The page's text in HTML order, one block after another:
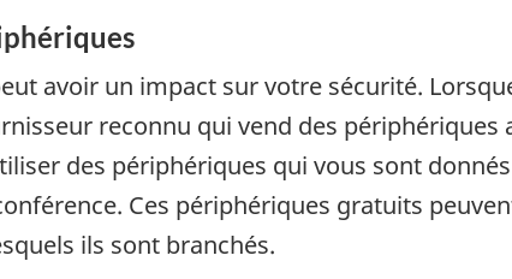
avoir un impact sur votre sécurité.
reconnu qui vend des
des périphériques qui vous sont
Ces périphériques gratuits
ils sont branchés.